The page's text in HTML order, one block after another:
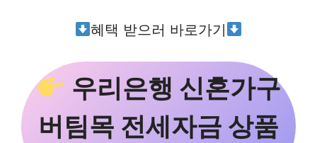
혜택 받으러 바로가기
우리은행 신혼가구
버팀목 전세자금 상품